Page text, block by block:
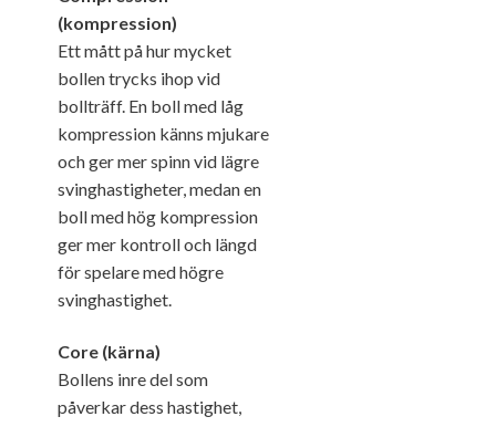
(kompression)
Ett mått på hur mycket
bollen trycks ihop vid
bollträff. En boll med låg
kompression känns mjukare
och ger mer spinn vid lägre
svinghastigheter, medan en
boll med hög kompression
ger mer kontroll och längd
för spelare med högre
svinghastighet.
Core (kärna)
Bollens inre del som
påverkar dess hastighet,